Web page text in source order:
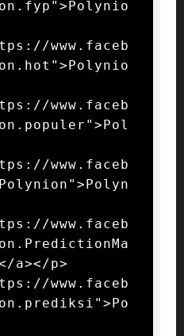
www.faceb
www.faceb
www.faceb
www.faceb
a></p>
www.faceb